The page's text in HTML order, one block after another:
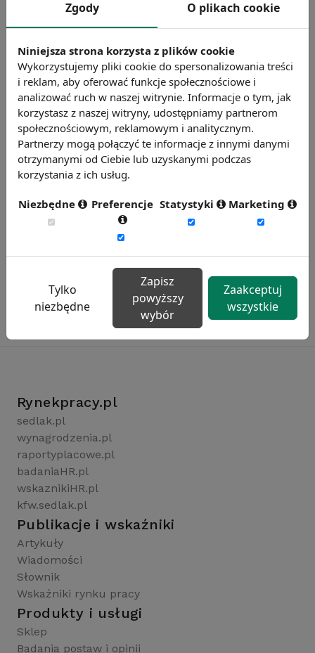
Ponadto ten rodzaj stosunku pracy ma
wykonanie należy do obowiązków
nieobecnego pracownika zatrudnionego przez
pracodawcę.
Chcesz wiedzieć więcej?
Zobacz więcej haseł
Rynekpracy.pl
sedlak.pl
wynagrodzenia.pl
raportyplacowe.pl
badaniaHR.pl
wskaznikiHR.pl
kfw.sedlak.pl
Publikacje i wskaźniki
Artykuły
Wiadomości
Słownik
Wskaźniki rynku pracy
Produkty i usługi
Sklep
Badania postaw i opinii
Zgody O plikach cookie
Niniejsza strona korzysta z plików cookie
Wykorzystujemy pliki cookie do spersonalizowania treści
i reklam, aby oferować funkcje społecznościowe i
analizować ruch w naszej witrynie. Informacje o tym, jak
korzystasz z naszej witryny, udostępniamy partnerom
społecznościowym, reklamowym i analitycznym.
Partnerzy mogą połączyć te informacje z innymi danymi
otrzymanymi od Ciebie lub uzyskanymi podczas
korzystania z ich usług.
Niezbędne Preferencje Statystyki Marketing
Tylko
niezbędne
Zapisz
powyższy
wybór
Zaakceptuj
wszystkie